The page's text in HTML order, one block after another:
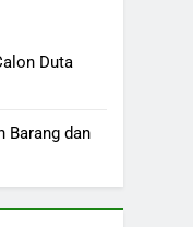
Duta
Barang dan